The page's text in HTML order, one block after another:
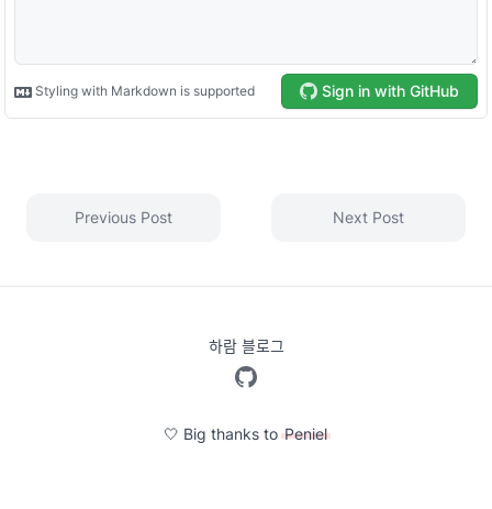
Previous Post Next Post
하람 블로그
🤍 Big thanks toPeniel